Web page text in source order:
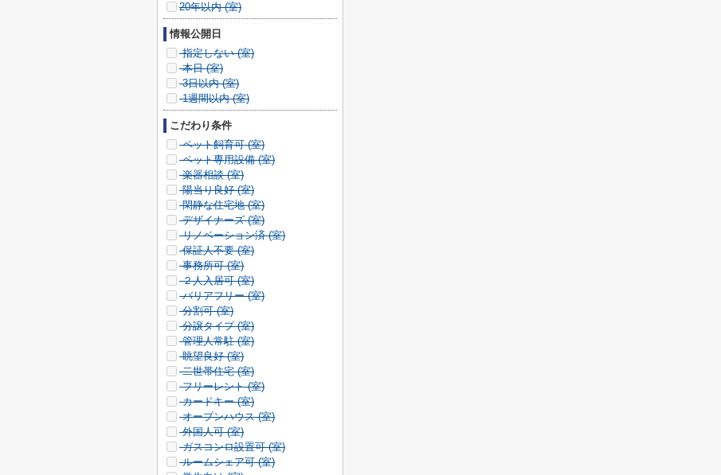
20年以内 (室)
情報公開日
指定しない (室)
本日 (室)
3日以内 (室)
1週間以内 (室)
こだわり条件
ペット飼育可 (室)
ペット専用設備 (室)
楽器相談 (室)
陽当り良好 (室)
閑静な住宅地 (室)
デザイナーズ (室)
リノベーション済 (室)
保証人不要 (室)
事務所可 (室)
２人入居可 (室)
バリアフリー (室)
分割可 (室)
分譲タイプ (室)
管理人常駐 (室)
眺望良好 (室)
二世帯住宅 (室)
フリーレント (室)
カードキー (室)
オープンハウス (室)
外国人可 (室)
ガスコンロ設置可 (室)
ルームシェア可 (室)